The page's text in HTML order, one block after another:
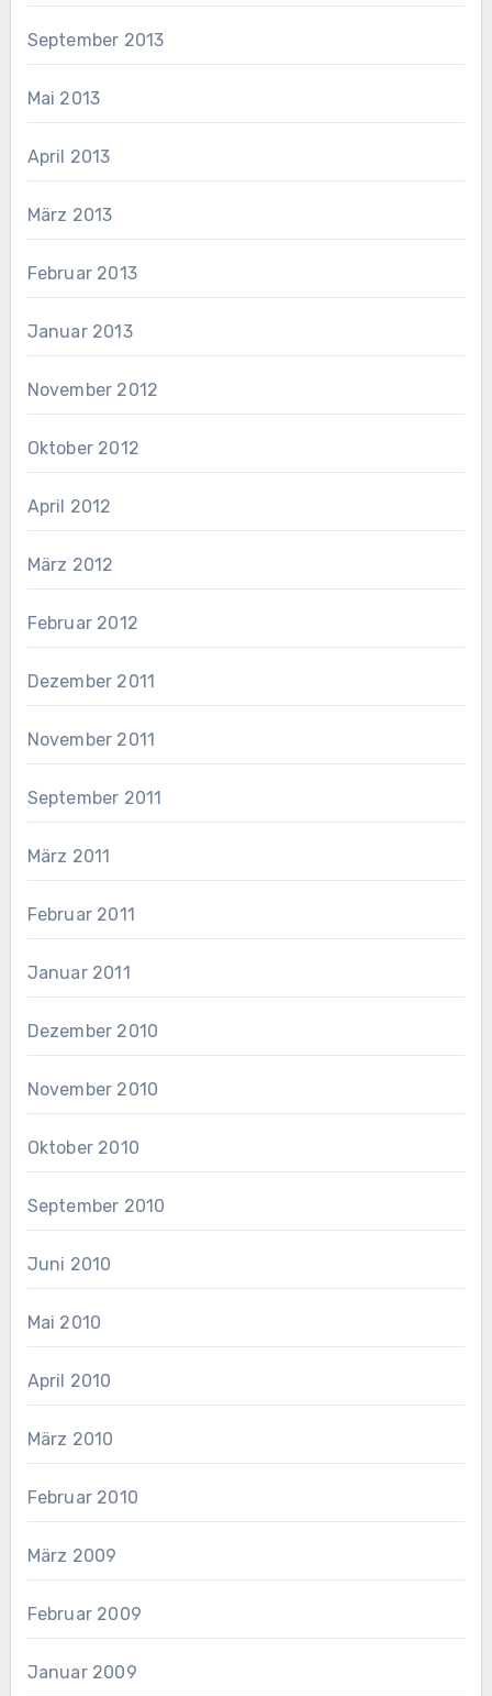
September 2013
Mai 2013
April 2013
März 2013
Februar 2013
Januar 2013
November 2012
Oktober 2012
April 2012
März 2012
Februar 2012
Dezember 2011
November 2011
September 2011
März 2011
Februar 2011
Januar 2011
Dezember 2010
November 2010
Oktober 2010
September 2010
Juni 2010
Mai 2010
April 2010
März 2010
Februar 2010
März 2009
Februar 2009
Januar 2009